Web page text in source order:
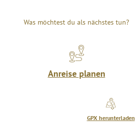
Was möchtest du als nächstes tun?
Anreise planen
GPX herunterladen